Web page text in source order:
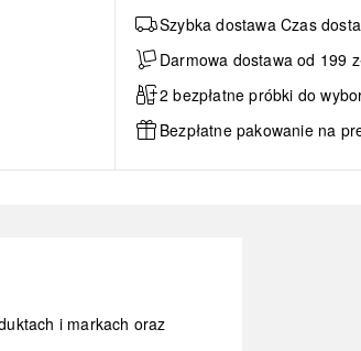
Szybka dostawa Czas
Darmowa dostawa od 199
2 bezpłatne próbki do
Bezpłatne pakowanie na
i markach oraz